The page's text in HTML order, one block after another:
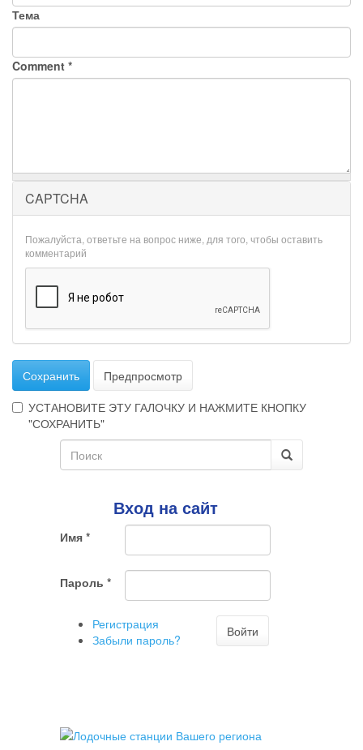
Тема
Comment *
CAPTCHA
Пожалуйста, ответьте на вопрос ниже, для того, чтобы оставить
комментарий
Сохранить
Предпросмотр
УСТАНОВИТЕ ЭТУ ГАЛОЧКУ И НАЖМИТЕ КНОПКУ
"СОХРАНИТЬ"
галочка
ненужный
комментарий
Форма
поиска
Вход на сайт
Имя *
Пароль *
Регистрация
Забыли пароль?
Войти